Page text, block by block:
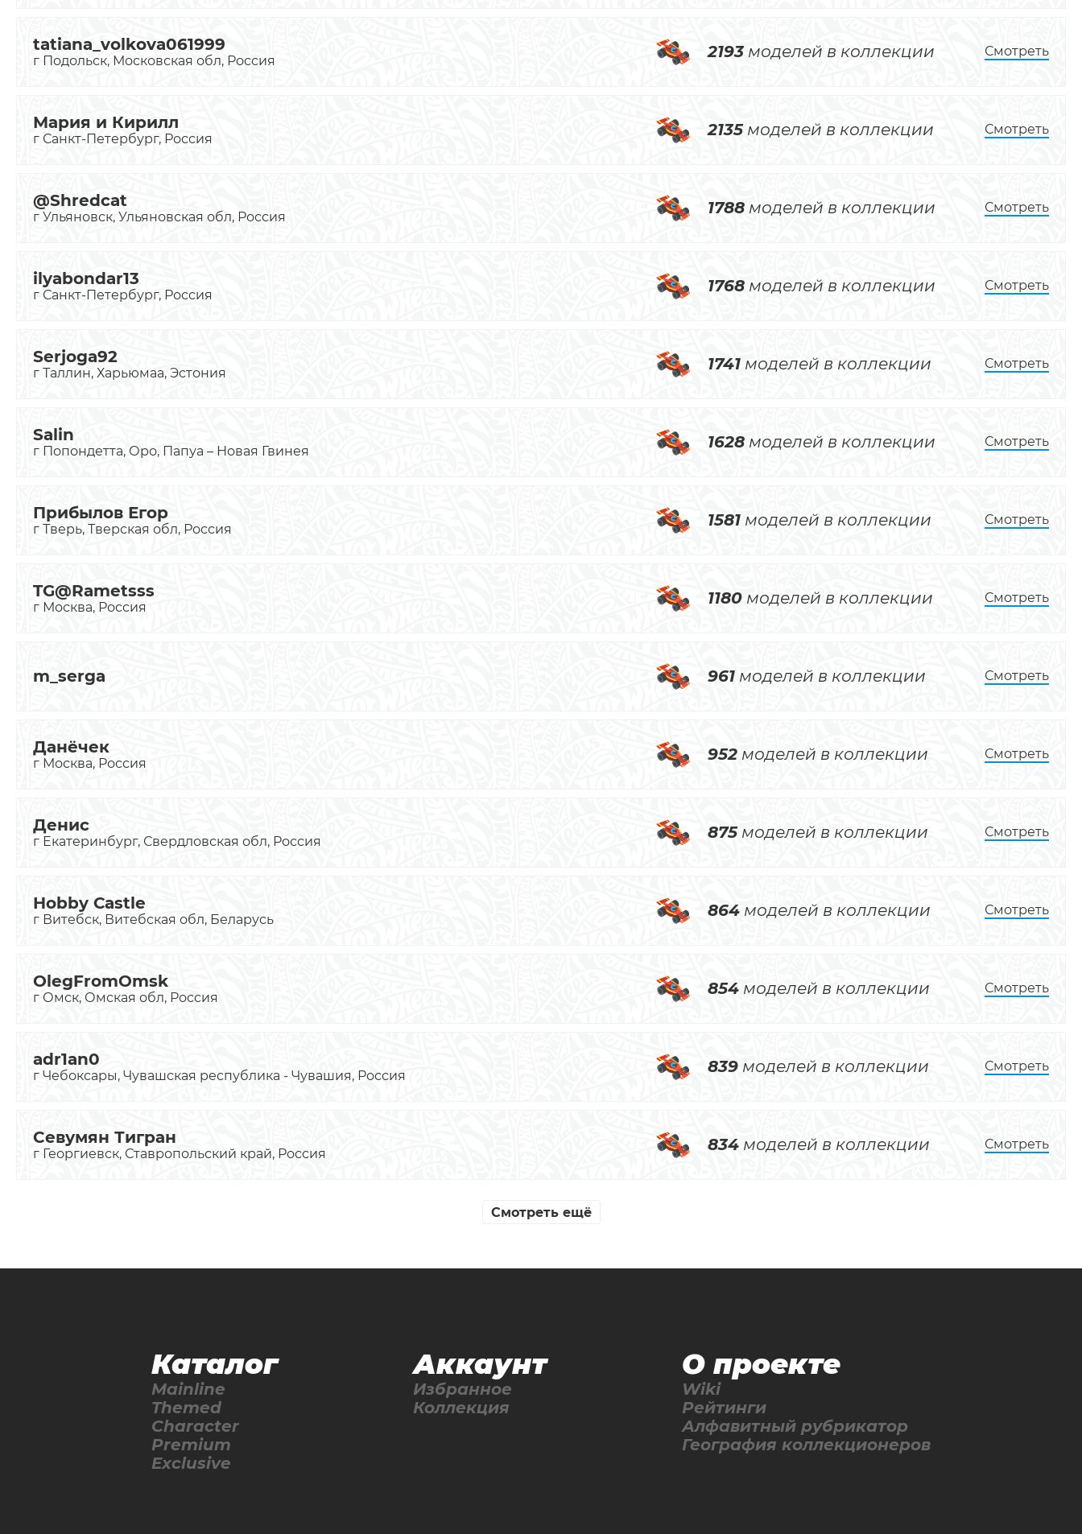
tatiana_volkova061999
г Подольск, Московская обл, Россия 2193моделей в коллекции Смотреть
Мария и Кирилл
г Санкт-Петербург, Россия 2135моделей в коллекции Смотреть
@Shredcat
г Ульяновск, Ульяновская обл, Россия 1788 моделей в коллекции Смотреть
ilyabondar13
г Санкт-Петербург, Россия 1768 моделей в коллекции Смотреть
Serjoga92
г Таллин, Харьюмаа, Эстония 1741 моделей в коллекции Смотреть
Salin
г Попондетта, Оро, Папуа – Новая Гвинея 1628 моделей в коллекции Смотреть
Прибылов Егор
г Тверь, Тверская обл, Россия 1581 моделей в коллекции Смотреть
TG@Rametsss
г Москва, Россия 1180 моделей в коллекции Смотреть
m_serga 961 моделей в коллекции Смотреть
Данёчек
г Москва, Россия 952 моделей в коллекции Смотреть
Денис
г Екатеринбург, Свердловская обл, Россия 875моделей в коллекции Смотреть
Hobby Castle
г Витебск, Витебская обл, Беларусь 864 моделей в коллекции Смотреть
OlegFromOmsk
г Омск, Омская обл, Россия 854 моделей в коллекции Смотреть
adr1an0
г Чебоксары, Чувашская республика - Чувашия, Россия 839 моделей в коллекции Смотреть
Севумян Тигран
г Георгиевск, Ставропольский край, Россия 834 моделей в коллекции Смотреть
Смотреть ещё
Каталог
Mainline
Themed
Character
Premium
Exclusive
Аккаунт
Избранное
Коллекция
О проекте
Wiki
Рейтинги
Алфавитный рубрикатор
География коллекционеров